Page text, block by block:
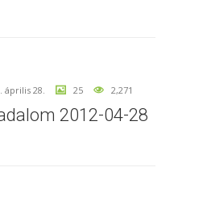
április 28. 25 2,271
2012-04-28